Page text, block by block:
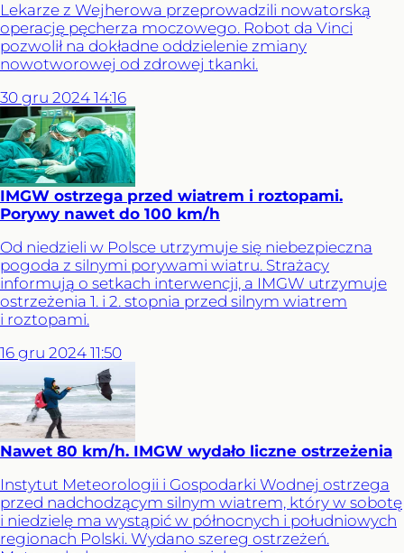
Lekarze z Wejherowa przeprowadzili nowatorską
operację pęcherza moczowego. Robot da Vinci
pozwolił na dokładne oddzielenie zmiany
nowotworowej od zdrowej tkanki.
30 gru 2024 14:16
IMGW ostrzega przed wiatrem i roztopami.
Porywy nawet do 100 km/h
Od niedzieli w Polsce utrzymuje się niebezpieczna
pogoda z silnymi porywami wiatru. Strażacy
informują o setkach interwencji, a IMGW utrzymuje
ostrzeżenia 1. i 2. stopnia przed silnym wiatrem
i roztopami.
16 gru 2024 11:50
Nawet 80 km/h. IMGW wydało liczne ostrzeżenia
Instytut Meteorologii i Gospodarki Wodnej ostrzega
przed nadchodzącym silnym wiatrem, który w sobotę
i niedzielę ma wystąpić w północnych i południowych
regionach Polski. Wydano szereg ostrzeżeń.